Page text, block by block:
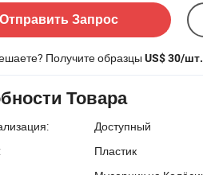
Отправить Запрос
Получите образцы US$ 30/шт.
Товара
Доступный
Пластик